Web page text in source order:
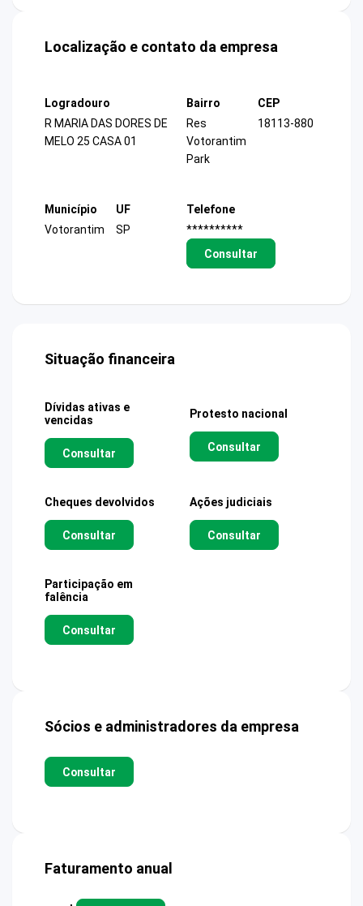
Localização e contato da empresa
Logradouro
R MARIA DAS DORES DE
MELO 25 CASA 01
Bairro
Res
Votorantim
Park
CEP
18113-880
Município
Votorantim
UF
SP
Telefone
**********
Consultar
Situação financeira
Dívidas ativas e
vencidas
Consultar
Protesto nacional
Consultar
Cheques devolvidos
Consultar
Ações judiciais
Consultar
Participação em
falência
Consultar
Sócios e administradores da empresa
Consultar
Faturamento anual